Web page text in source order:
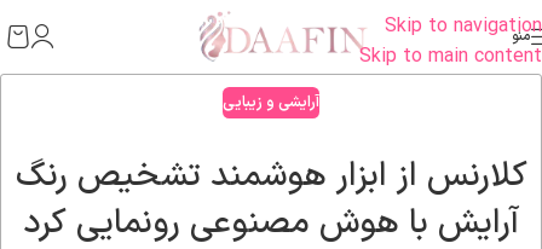
Skip to navigation
Skip to main content
منو
آرایشی و زیبایی
کلارنس از ابزار هوشمند تشخیص رنگ
آرایش با هوش مصنوعی رونمایی کرد